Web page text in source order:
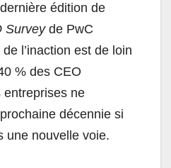
édition de
Surveyde PwC
l’inaction est de loin
% des CEO
entreprises ne
décennie si
une nouvelle voie.